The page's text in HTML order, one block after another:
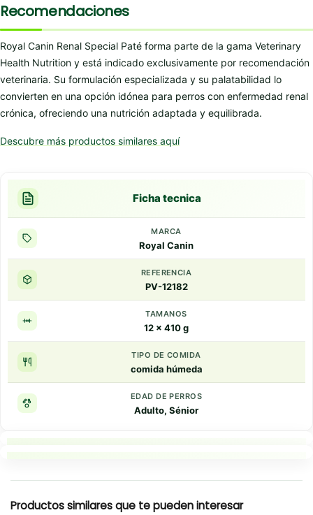
Recomendaciones
Royal Canin Renal Special Paté forma parte de la gama Veterinary
Health Nutrition y está indicado exclusivamente por recomendación
veterinaria. Su formulación especializada y su palatabilidad lo
convierten en una opción idónea para perros con enfermedad renal
crónica, ofreciendo una nutrición adaptada y equilibrada.
Descubre más productos similares aquí
Ficha tecnica
MARCA
Royal Canin
REFERENCIA
PV-12182
TAMANOS
12 x 410 g
TIPO DE COMIDA
comida húmeda
EDAD DE PERROS
Adulto, Sénior
Productos similares que te pueden interesar